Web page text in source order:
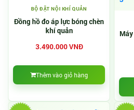
BỘ ĐẶT NỘI KHÍ QUẢN
Đồng hồ đo áp lực bóng chèn
khí quản
3.490.000 VNĐ
Thêm vào giỏ hàng